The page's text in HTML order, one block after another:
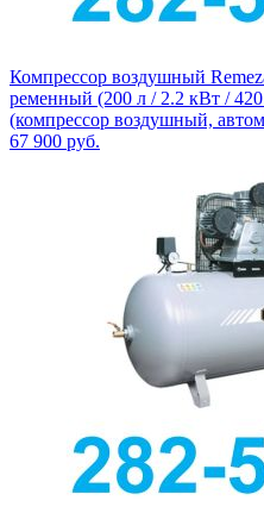
Компрессор воздушный
ременный (200 л / 2.2 кВт /
(компрессор воздушный,
67 900 руб.